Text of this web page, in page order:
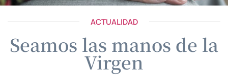
ACTUALIDAD
Seamos las manos de la
Virgen